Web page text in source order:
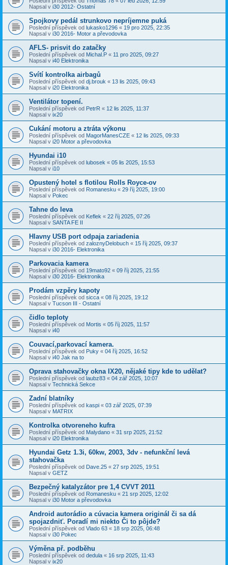
Napsal v i30 2012- Ostatní
Spojkovy pedál strunkovo nepríjemne puká
Poslední příspěvek od lukasko1296 « 19 pro 2025, 22:35
Napsal v i30 2016- Motor a převodovka
AFLS- prisvit do zatačky
Poslední příspěvek od Michal.P « 11 pro 2025, 09:27
Napsal v i40 Elektronika
Svítí kontrolka airbagů
Poslední příspěvek od dj.brouk « 13 lis 2025, 09:43
Napsal v i20 Elektronika
Ventilátor topení.
Poslední příspěvek od PetrR « 12 lis 2025, 11:37
Napsal v ix20
Cukání motoru a ztráta výkonu
Poslední příspěvek od MagorManesCZE « 12 lis 2025, 09:33
Napsal v i20 Motor a převodovka
Hyundai i10
Poslední příspěvek od lubosek « 05 lis 2025, 15:53
Napsal v i10
Opustený hotel s flotilou Rolls Royce-ov
Poslední příspěvek od Romanesku « 29 říj 2025, 19:00
Napsal v Pokec
Tahne do leva
Poslední příspěvek od Keflek « 22 říj 2025, 07:26
Napsal v SANTA FE II
Hlavny USB port odpaja zariadenia
Poslední příspěvek od zaloznyDelobuch « 15 říj 2025, 09:37
Napsal v i30 2016- Elektronika
Parkovacia kamera
Poslední příspěvek od 19mato92 « 09 říj 2025, 21:55
Napsal v i30 2016- Elektronika
Prodám vzpěry kapoty
Poslední příspěvek od sicca « 08 říj 2025, 19:12
Napsal v Tucson III - Ostatní
čidlo teploty
Poslední příspěvek od Mortis « 05 říj 2025, 11:57
Napsal v i40
Couvací,parkovací kamera.
Poslední příspěvek od Puky « 04 říj 2025, 16:52
Napsal v i40 Jak na to
Oprava stahovačky okna IX20, nějaké tipy kde to udělat?
Poslední příspěvek od laubz83 « 04 zář 2025, 10:07
Napsal v Technická Sekce
Zadní blatníky
Poslední příspěvek od kaspi « 03 zář 2025, 07:39
Napsal v MATRIX
Kontrolka otvoreneho kufra
Poslední příspěvek od Malydano « 31 srp 2025, 21:52
Napsal v i20 Elektronika
Hyundai Getz 1.3i, 60kw, 2003, 3dv - nefunkční levá
stahovačka
Poslední příspěvek od Dave.25 « 27 srp 2025, 19:51
Napsal v GETZ
Bezpečný katalyzátor pre 1,4 CVVT 2011
Poslední příspěvek od Romanesku « 21 srp 2025, 12:02
Napsal v i30 Motor a převodovka
Android autorádio a cúvacia kamera originál či sa dá
spojazdniť. Poradí mi niekto Či to pôjde?
Poslední příspěvek od Vlado 63 « 18 srp 2025, 06:48
Napsal v i30 Pokec
Výměna př. podběhu
Poslední příspěvek od dedula « 16 srp 2025, 11:43
Napsal v ix20